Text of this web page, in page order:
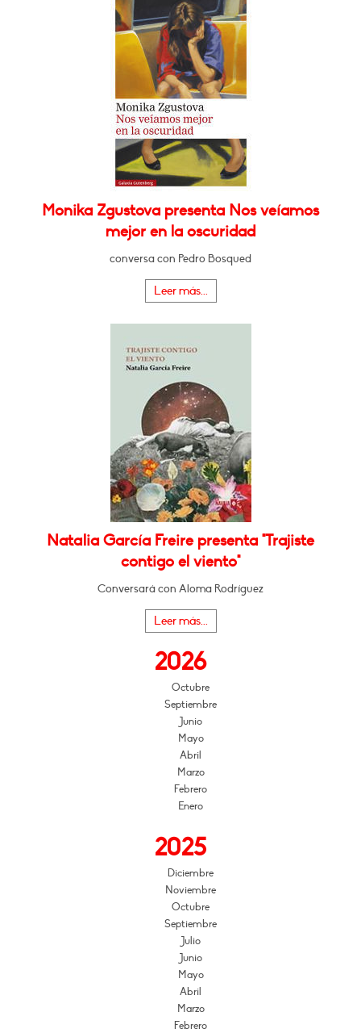
Monika Zgustova presenta Nos veíamos
mejor en la oscuridad
conversa con Pedro Bosqued
Leer más...
Natalia García Freire presenta "Trajiste
contigo el viento"
Conversará con Aloma Rodríguez
Leer más...
2026
Octubre
Septiembre
Junio
Mayo
Abril
Marzo
Febrero
Enero
2025
Diciembre
Noviembre
Octubre
Septiembre
Julio
Junio
Mayo
Abril
Marzo
Febrero